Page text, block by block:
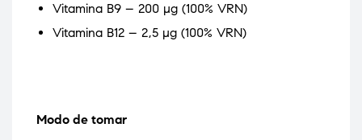
Vitamina B9 – 200 µg (100% VRN)
Vitamina B12 – 2,5 µg (100% VRN)
Modo de tomar